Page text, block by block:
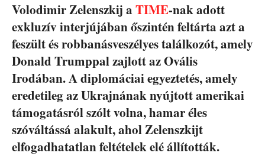
Volodimir Zelenszkij a TIME-nak adott
exkluzív interjújában őszintén feltárta azt a
feszült és robbanásveszélyes találkozót, amely
Donald Trumppal zajlott az Ovális
Irodában. A diplomáciai egyeztetés, amely
eredetileg az Ukrajnának nyújtott amerikai
támogatásról szólt volna, hamar éles
szóváltássá alakult, ahol Zelenszkijt
elfogadhatatlan feltételek elé állították.